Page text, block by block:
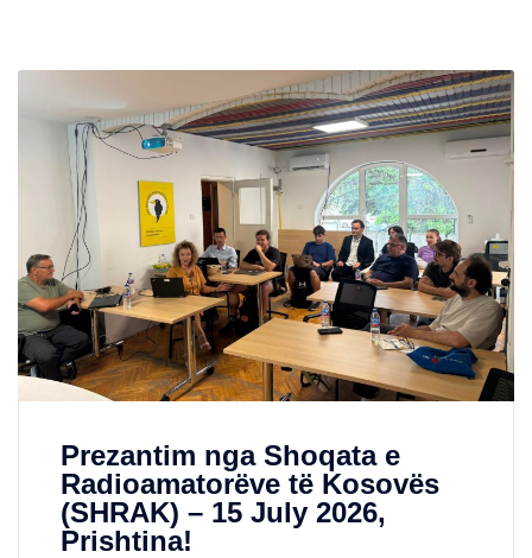
Prezantim nga Shoqata e
Radioamatorëve të Kosovës
(SHRAK) – 15 July 2026,
Prishtina!